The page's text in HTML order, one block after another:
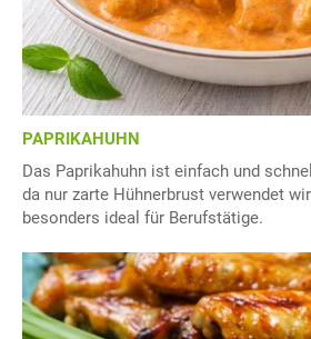
PAPRIKAHUHN
Das Paprikahuhn ist einfach und
da nur zarte Hühnerbrust verwendet
besonders ideal für Berufstätige.